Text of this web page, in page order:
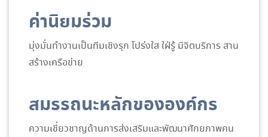
ค่านิยมร่วม
มุ่งมั่นทำงานเป็นทีมเชิงรุก โปร่งใส ใฝ่รู้ มีจิตบริการ สาน
สร้างเครือข่าย
สมรรถนะหลักขององค์กร
ความเชี่ยวชาญด้านการส่งเสริมและพัฒนาศักยภาพคน